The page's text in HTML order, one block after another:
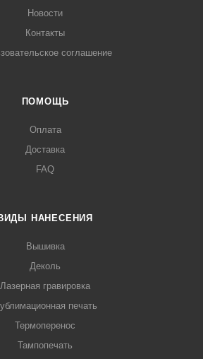
Новости
Контакты
соглашение
ПОМОЩЬ
Оплата
Доставка
FAQ
НАНЕСЕНИЯ
Вышивка
Деколь
Лазерная гравировка
печать
Термоперенос
Тампопечать